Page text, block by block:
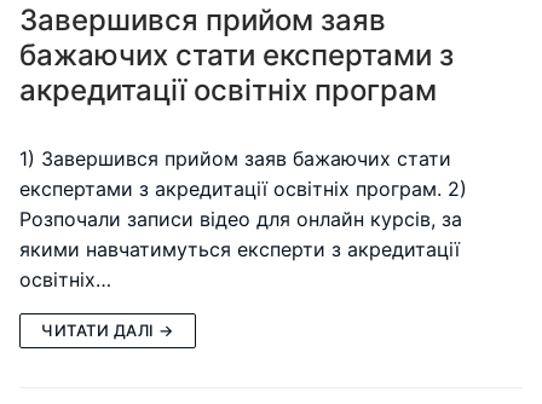
Завершився прийом заяв
бажаючих стати експертами з
акредитації освітніх програм
1) Завершився прийом заяв бажаючих стати
експертами з акредитації освітніх програм. 2)
Розпочали записи відео для онлайн курсів, за
якими навчатимуться експерти з акредитації
освітніх…
ЧИТАТИ ДАЛІ →